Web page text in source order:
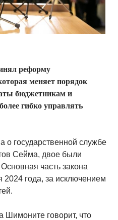
реформу
меняет порядок
бюджетникам и
гибко управлять
о государственной службе
Сейма, двое были
часть закона
2024 года, за исключением
Шимоните говорит, что